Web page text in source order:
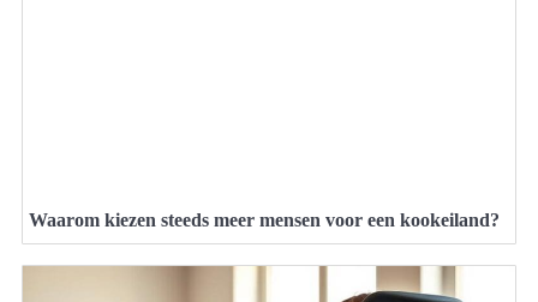
Waarom kiezen steeds meer mensen voor een kookeiland?